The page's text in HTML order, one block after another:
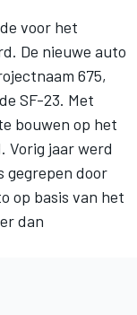
voor het
De nieuwe auto
675,
SF-23. Met
bouwen op het
Vorig jaar werd
gegrepen door
op basis van het
dan